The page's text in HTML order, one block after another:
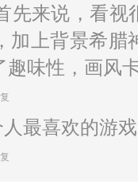
先来说，看视
加上背景希腊
趣味性，画风
最喜欢的游戏